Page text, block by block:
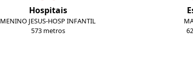
Hospitais
MENINO JESUS-HOSP INFANTIL
573 metros